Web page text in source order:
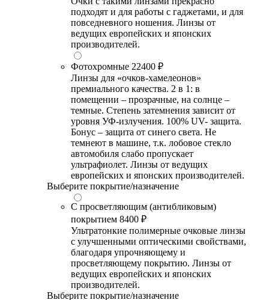
подходят и для работы с гаджетами, и для
повседневного ношения. Линзы от
ведущих европейских и японских
производителей.
Фотохромные 22400 ₽
Линзы для «очков-хамелеонов»
премиального качества. 2 в 1: в
помещении – прозрачные, на солнце –
темные. Степень затемнения зависит от
уровня УФ-излучения. 100% UV- защита.
Бонус – защита от синего света. Не
темнеют в машине, т.к. лобовое стекло
автомобиля слабо пропускает
ультрафиолет. Линзы от ведущих
европейских и японских производителей.
Выберите покрытие/назначение
С просветляющим (антибликовым)
покрытием 8400 ₽
Ультратонкие полимерные очковые линзы
с улучшенными оптическими свойствами,
благодаря упрочняющему и
просветляющему покрытию. Линзы от
ведущих европейских и японских
производителей.
Выберите покрытие/назначение